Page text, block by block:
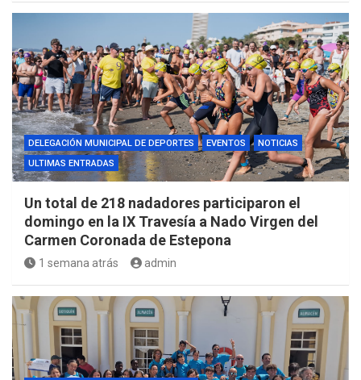
DELEGACIÓN MUNICIPAL DE DEPORTES EVENTOS
NOTICIAS
ULTIMAS ENTRADAS
Un total de 218 nadadores participaron el
domingo en la IX Travesía a Nado Virgen del
Carmen Coronada de Estepona
1 semana atrás admin